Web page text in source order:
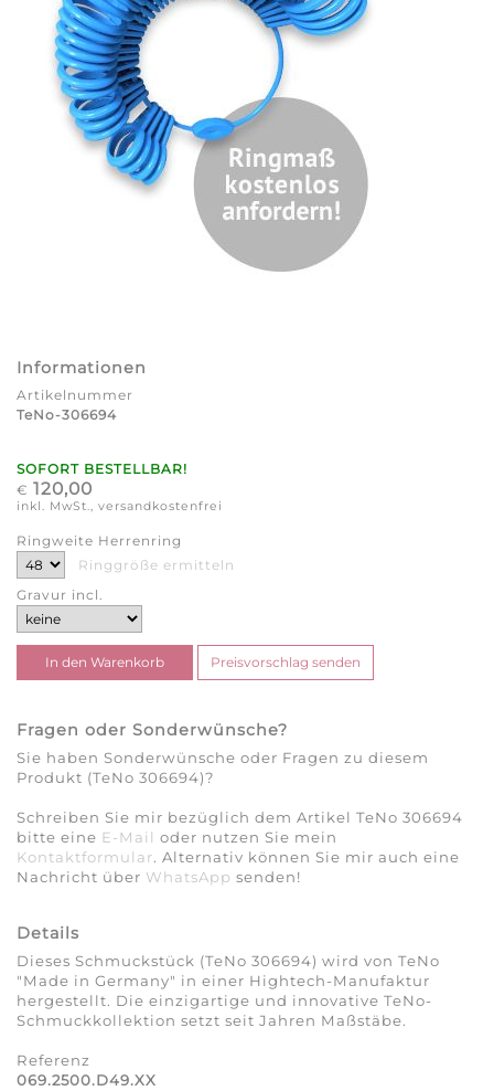
Informationen
Artikelnummer
TeNo-306694
SOFORT BESTELLBAR!
€ 120,00
inkl. MwSt., versandkostenfrei
Ringweite Herrenring
Ringgröße ermitteln
Gravur incl.
Fragen oder Sonderwünsche?
Sie haben Sonderwünsche oder Fragen zu diesem
Produkt (TeNo 306694)?
Schreiben Sie mir bezüglich dem Artikel TeNo 306694
bitte eine E-Mail oder nutzen Sie mein
Kontaktformular. Alternativ können Sie mir auch eine
Nachricht über WhatsApp senden!
Details
Dieses Schmuckstück (TeNo 306694) wird von TeNo
"Made in Germany" in einer Hightech-Manufaktur
hergestellt. Die einzigartige und innovative TeNo-
Schmuckkollektion setzt seit Jahren Maßstäbe.
Referenz
069.2500.D49.XX